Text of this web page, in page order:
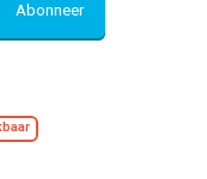
Abonneer